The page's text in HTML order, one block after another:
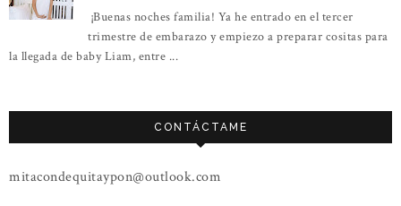
¡Buenas noches familia! Ya he entrado en el tercer
trimestre de embarazo y empiezo a preparar cositas para
la llegada de baby Liam, entre ...
CONTÁCTAME
mitacondequitaypon@outlook.com